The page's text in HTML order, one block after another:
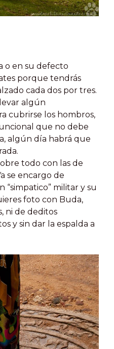
o en su defecto
porque tendrás
cada dos por tres.
algún
cubrirse los hombros,
que no debe
algún día habrá que
todo con las de
se encargo de
“simpatico” militar y su
foto con Buda,
ni de deditos
y sin dar la espalda a